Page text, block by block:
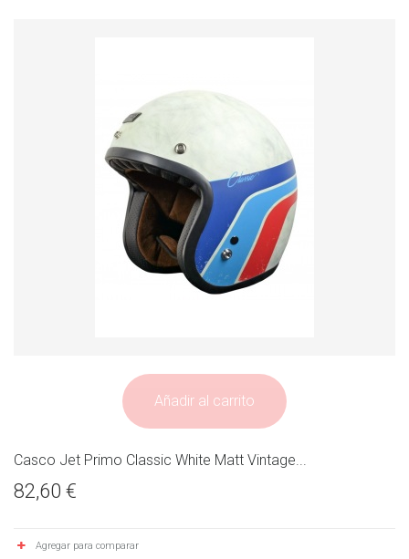
Añadir al carrito
Casco Jet Primo Classic White Matt Vintage...
82,60 €
Agregar para comparar